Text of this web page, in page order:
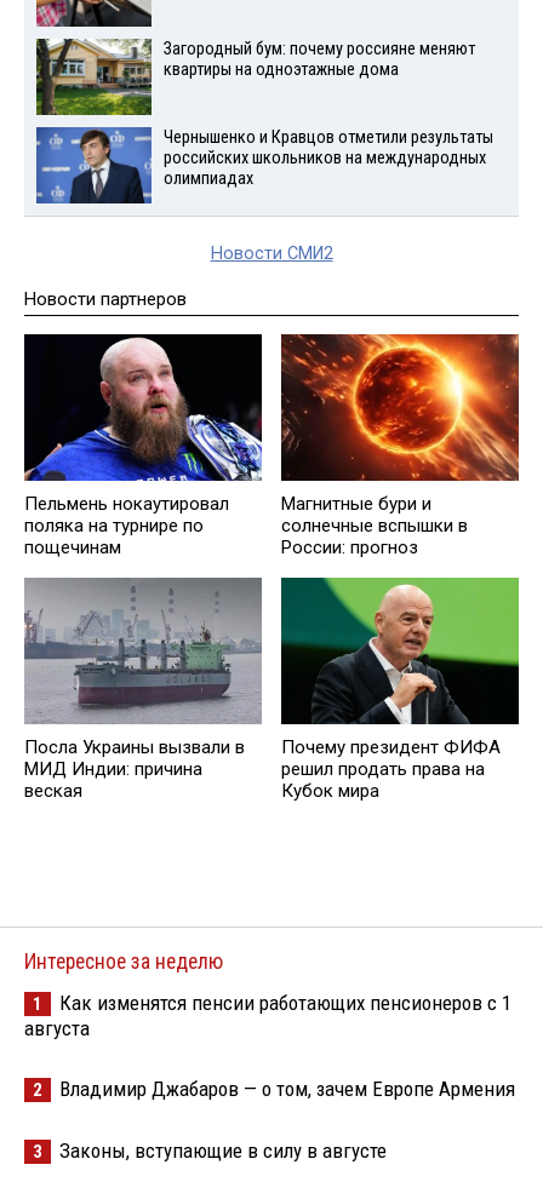
Загородный бум: почему россияне меняют
квартиры на одноэтажные дома
Чернышенко и Кравцов отметили результаты
российских школьников на международных
олимпиадах
Новости СМИ2
Новости партнеров
Пельмень нокаутировал
поляка на турнире по
пощечинам
Магнитные бури и
солнечные вспышки в
России: прогноз
Посла Украины вызвали в
МИД Индии: причина
веская
Почему президент ФИФА
решил продать права на
Кубок мира
Интересное за неделю
1
Как изменятся пенсии работающих пенсионеров с 1
августа
2 Владимир Джабаров — о том, зачем Европе Армения
3 Законы, вступающие в силу в августе